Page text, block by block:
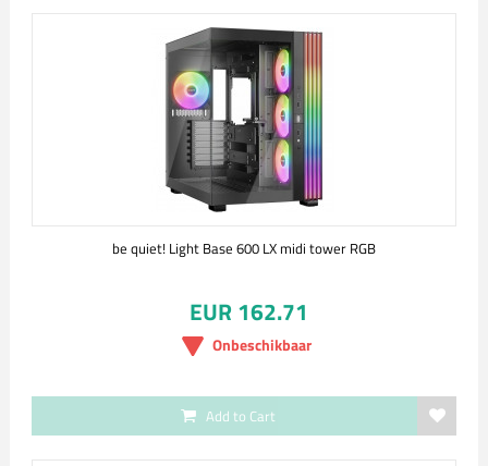
be quiet! Light Base 600 LX midi tower RGB
EUR 162.71
Onbeschikbaar
Add to Cart